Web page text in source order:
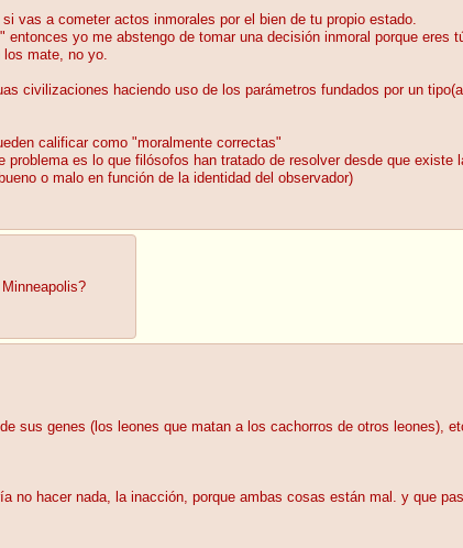
vas a cometer actos inmorales por el bien de tu propio estado.
yo me abstengo de tomar una decisión inmoral porque eres
los mate, no yo.
civilizaciones haciendo uso de los parámetros fundados por un
calificar como "moralmente correctas"
es lo que filósofos han tratado de resolver desde que
o malo en función de la identidad del observador)
sus genes (los leones que matan a los cachorros de otros leones),
hacer nada, la inacción, porque ambas cosas están mal. y que